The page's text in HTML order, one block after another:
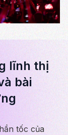
lĩnh thị
bài
tốc của